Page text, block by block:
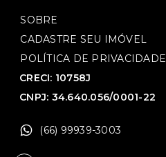
SOBRE
CADASTRE SEU IMÓVEL
POLÍTICA DE PRIVACIDADE
CRECI: 10758J
CNPJ: 34.640.056/0001-22
(66) 99939-3003